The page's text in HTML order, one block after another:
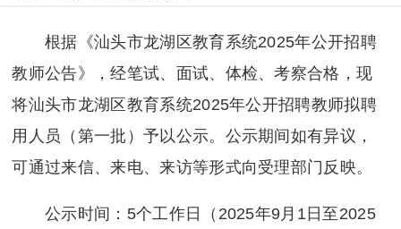
根据《汕头市龙湖区教育系统2025年公开招聘
教师公告》，经笔试、面试、体检、考察合格，现
将汕头市龙湖区教育系统2025年公开招聘教师拟聘
用人员（第一批）予以公示。公示期间如有异议，
可通过来信、来电、来访等形式向受理部门反映。
公示时间：5个工作日（2025年9月1日至2025